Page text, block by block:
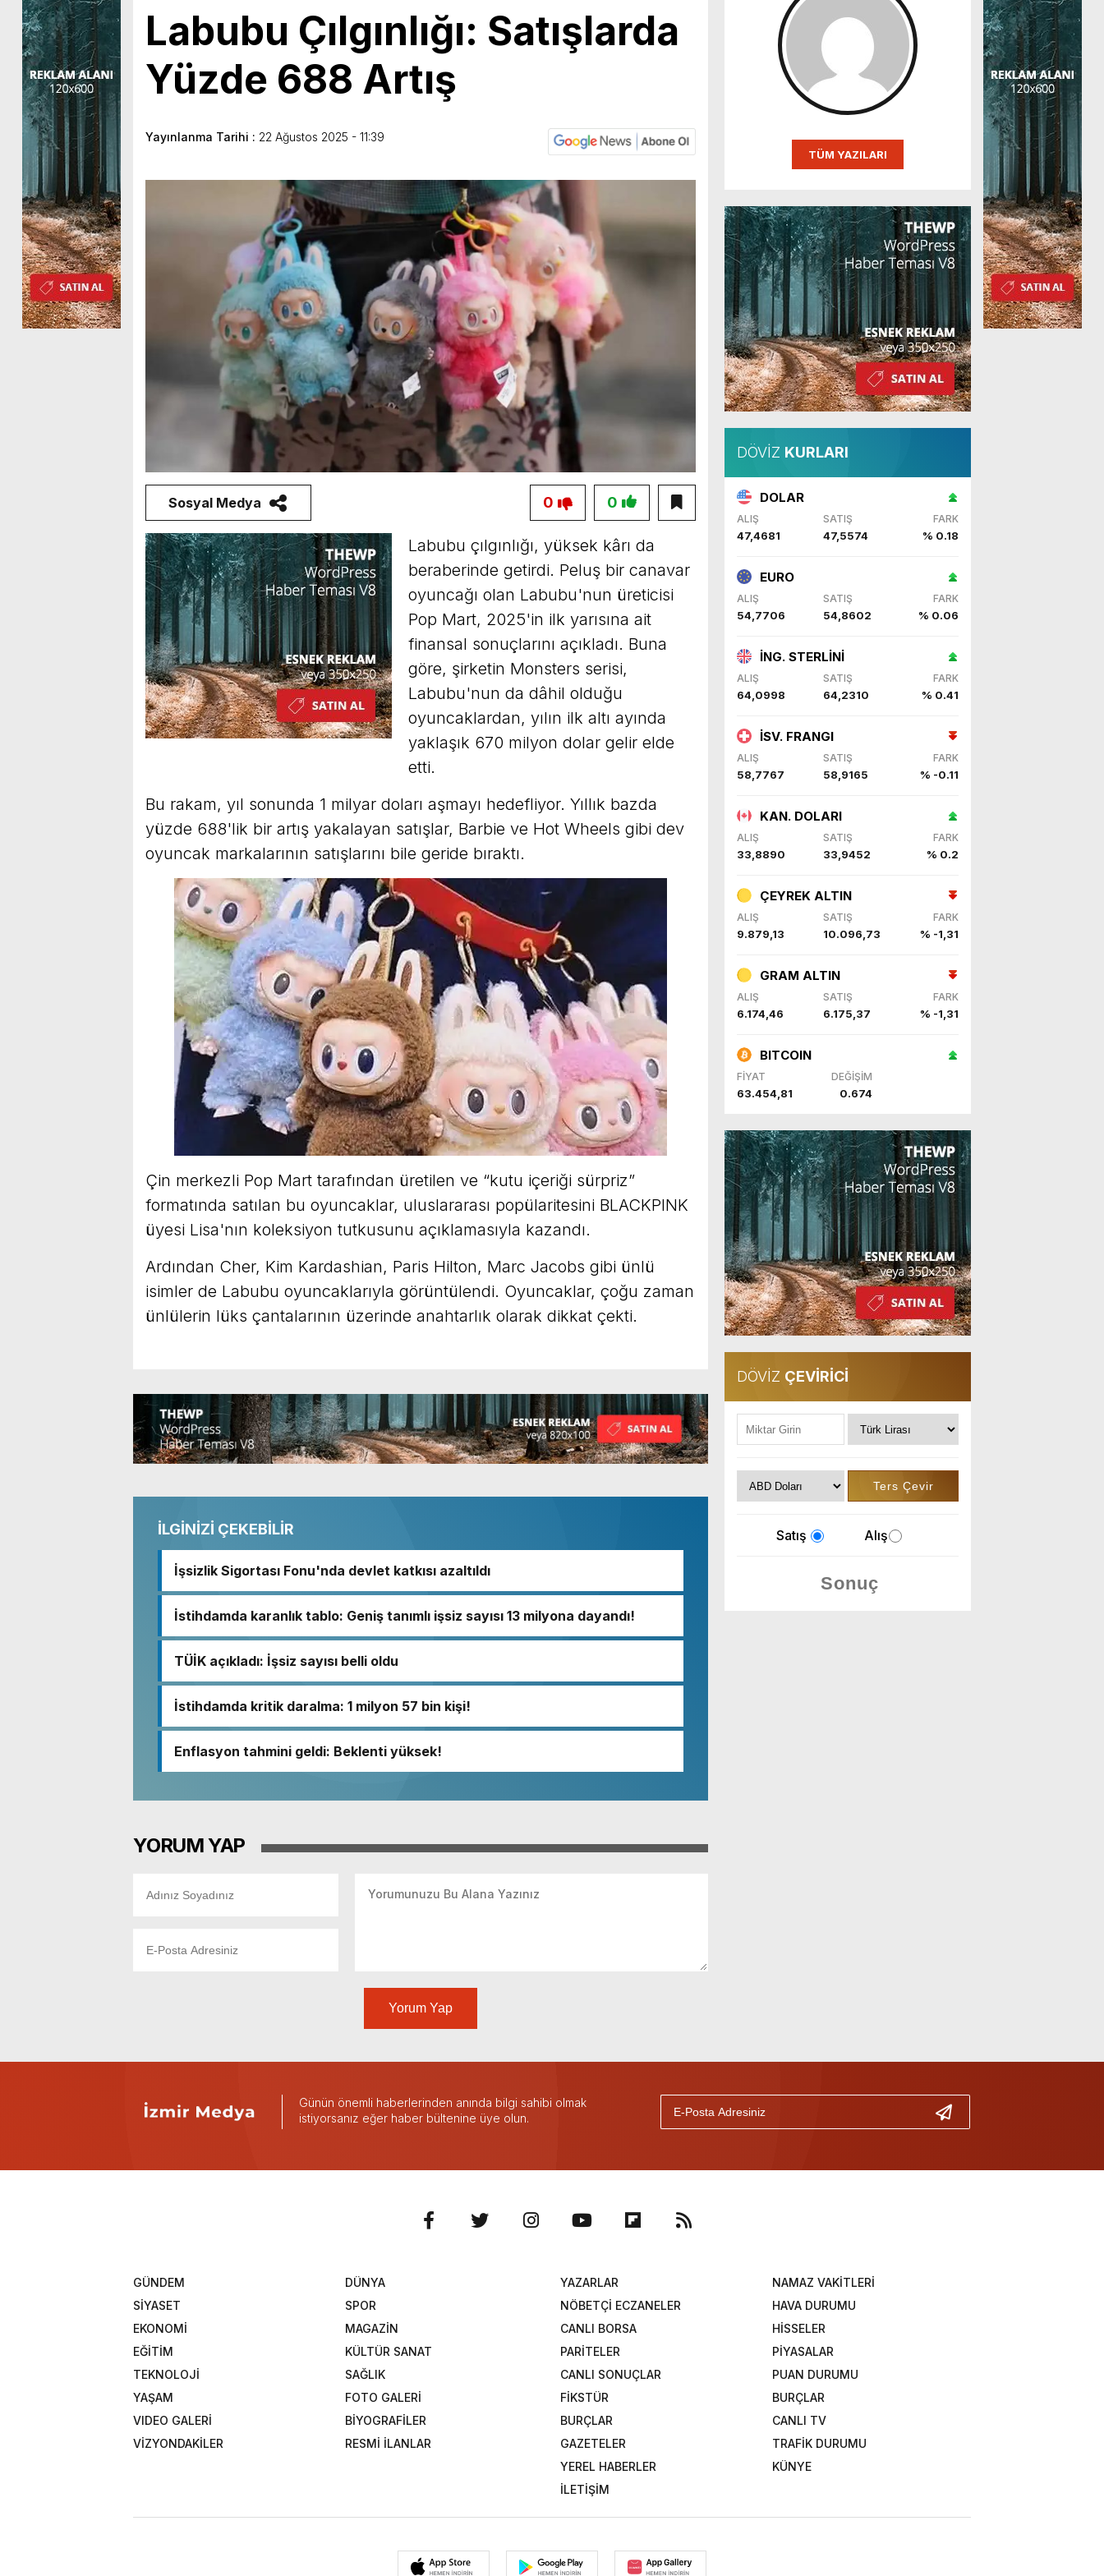
Labubu Çılgınlığı: Satışlarda
Yüzde 688 Artış
Yayınlanma Tarihi : 22 Ağustos 2025 - 11:39
Sosyal Medya 0
0
Labubu çılgınlığı, yüksek kârı da
beraberinde getirdi. Peluş bir canavar
oyuncağı olan Labubu'nun üreticisi
Pop Mart, 2025'in ilk yarısına ait
finansal sonuçlarını açıkladı. Buna
göre, şirketin Monsters serisi,
Labubu'nun da dâhil olduğu
oyuncaklardan, yılın ilk altı ayında
yaklaşık 670 milyon dolar gelir elde
etti.
Bu rakam, yıl sonunda 1 milyar doları aşmayı hedefliyor. Yıllık bazda
yüzde 688'lik bir artış yakalayan satışlar, Barbie ve Hot Wheels gibi dev
oyuncak markalarının satışlarını bile geride bıraktı.
Çin merkezli Pop Mart tarafından üretilen ve “kutu içeriği sürpriz”
formatında satılan bu oyuncaklar, uluslararası popülaritesini BLACKPINK
üyesi Lisa'nın koleksiyon tutkusunu açıklamasıyla kazandı.
Ardından Cher, Kim Kardashian, Paris Hilton, Marc Jacobs gibi ünlü
isimler de Labubu oyuncaklarıyla görüntülendi. Oyuncaklar, çoğu zaman
ünlülerin lüks çantalarının üzerinde anahtarlık olarak dikkat çekti.
İLGİNİZİ ÇEKEBİLİR
İşsizlik Sigortası Fonu'nda devlet katkısı azaltıldı
İstihdamda karanlık tablo: Geniş tanımlı işsiz sayısı 13 milyona dayandı!
TÜİK açıkladı: İşsiz sayısı belli oldu
İstihdamda kritik daralma: 1 milyon 57 bin kişi!
Enflasyon tahmini geldi: Beklenti yüksek!
YORUM YAP
Yorum Yap
TÜM YAZILARI
DÖVİZ KURLARI
DOLAR
ALIŞ SATIŞ FARK
47,4681 47,5574 % 0.18
EURO
ALIŞ SATIŞ FARK
54,7706 54,8602 % 0.06
İNG. STERLİNİ
ALIŞ SATIŞ FARK
64,0998 64,2310 % 0.41
İSV. FRANGI
ALIŞ SATIŞ FARK
58,7767 58,9165 % -0.11
KAN. DOLARI
ALIŞ SATIŞ FARK
33,8890 33,9452 % 0.2
ÇEYREK ALTIN
ALIŞ SATIŞ FARK
9.879,13 10.096,73 % -1,31
GRAM ALTIN
ALIŞ SATIŞ FARK
6.174,46 6.175,37 % -1,31
BITCOIN
FİYAT DEĞİŞİM
63.454,81 0.674
DÖVİZ ÇEVİRİCİ
Satış Alış
Günün önemli haberlerinden anında bilgi sahibi olmak
istiyorsanız eğer haber bültenine üye olun.
GÜNDEM
DÜNYA
SİYASET
SPOR
EKONOMİ
MAGAZİN
EĞİTİM
KÜLTÜR SANAT
TEKNOLOJİ
SAĞLIK
YAŞAM
FOTO GALERİ
VIDEO GALERİ
BİYOGRAFİLER
VİZYONDAKİLER
RESMİ İLANLAR
YAZARLAR
NAMAZ VAKİTLERİ
NÖBETÇİ ECZANELER
HAVA DURUMU
CANLI BORSA
HİSSELER
PARİTELER
PİYASALAR
CANLI SONUÇLAR
PUAN DURUMU
FİKSTÜR
BURÇLAR
BURÇLAR
CANLI TV
GAZETELER
TRAFİK DURUMU
YEREL HABERLER
KÜNYE
İLETİŞİM